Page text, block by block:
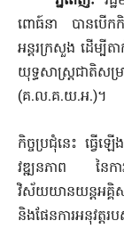
ពោធ៍នា បានបើកកិ
អន្តរក្រសួង ដើម្
យុទ្ធសាស្ត្រជាតិ
(គ.ល.គ.យ.អ.)។
កិច្ចប្រជុំនេះ ធ្វើ
វឌ្ឍនភាព នៃកា
វិស័យយានយន្តអគ្
និងផែនការអនុវ